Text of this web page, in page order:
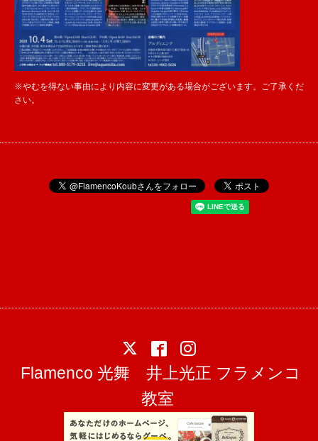
※やむを得ない事由により内容に変更がある場合がございます。ご了承くだ
さい。
Flamenco 光舞 井上光正 フラメンコ
教室